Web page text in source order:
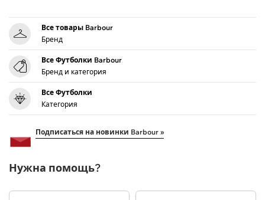
Все товары Barbour
Бренд
Все Футболки Barbour
Бренд и категория
Все Футболки
Категория
Подписаться на новинки Barbour »
Нужна помощь?